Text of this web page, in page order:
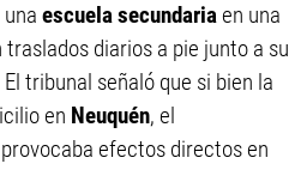
escuela secundariaen una
diarios a pie junto a su
tribunal señaló que si bien la
en Neuquén, el
efectos directos en